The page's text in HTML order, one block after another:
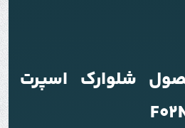
شلوارک اسپرت